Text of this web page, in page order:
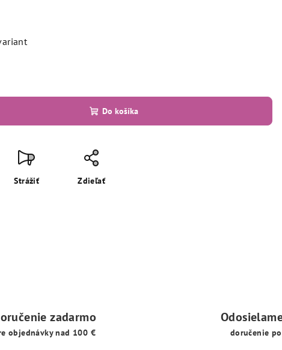
Do košíka
Strážiť Zdieľať
zadarmo
objednávky nad 100 € doručenie